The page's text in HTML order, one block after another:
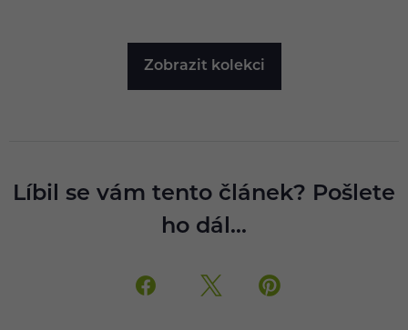
Zobrazit kolekci
Líbil se vám tento článek? Pošlete
ho dál...